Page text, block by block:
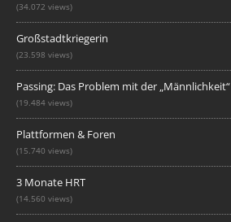
(34.072 views)
Großstadtkriegerin
(23.598 views)
Passing: Das Problem mit der „Männlichkeit“
(19.484 views)
Plattformen & Foren
(15.740 views)
3 Monate HRT
(14.560 views)